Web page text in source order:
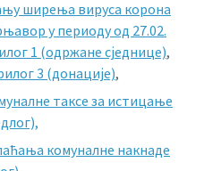
ширења вируса корона
у периоду од 27.02.
1 (одржане сједнице),
3 (донације),
таксе за истицање
комуналне накнаде